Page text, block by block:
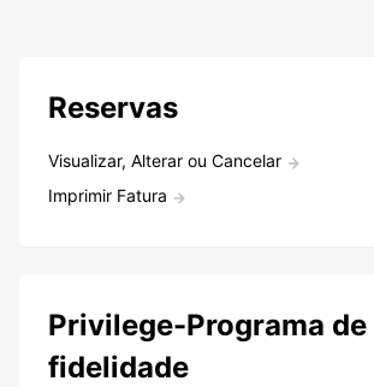
Reservas
Visualizar, Alterar ou Cancelar
Imprimir Fatura
Privilege-Programa de
fidelidade